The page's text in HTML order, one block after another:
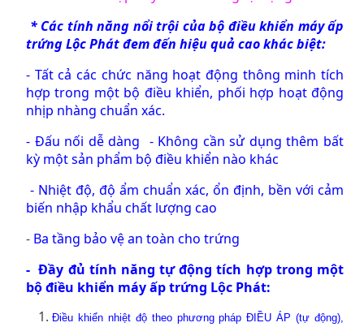
* Các tính năng nổi trội của bộ điều khiển máy ấp
trứng Lộc Phát đem đến hiệu quả cao khác biệt:
- Tất cả các chức năng hoạt động thông minh tích
hợp trong một bộ điều khiển, phối hợp hoạt động
nhịp nhàng chuẩn xác.
- Đấu nối dễ dàng - Không cần sử dụng thêm bất
kỳ một sản phẩm bộ điều khiển nào khác
- Nhiệt độ, độ ẩm chuẩn xác, ổn định, bền với cảm
biến nhập khẩu chất lượng cao
- Ba tầng bảo vệ an toàn cho trứng
- Đầy đủ tính năng tự động tích hợp trong một
bộ điều khiển máy ấp trứng Lộc Phát:
Điều khiển nhiệt độ theo phương pháp ĐIỀU ÁP (tự động),